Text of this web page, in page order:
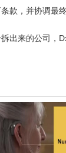
，并协调最终
来的公司，